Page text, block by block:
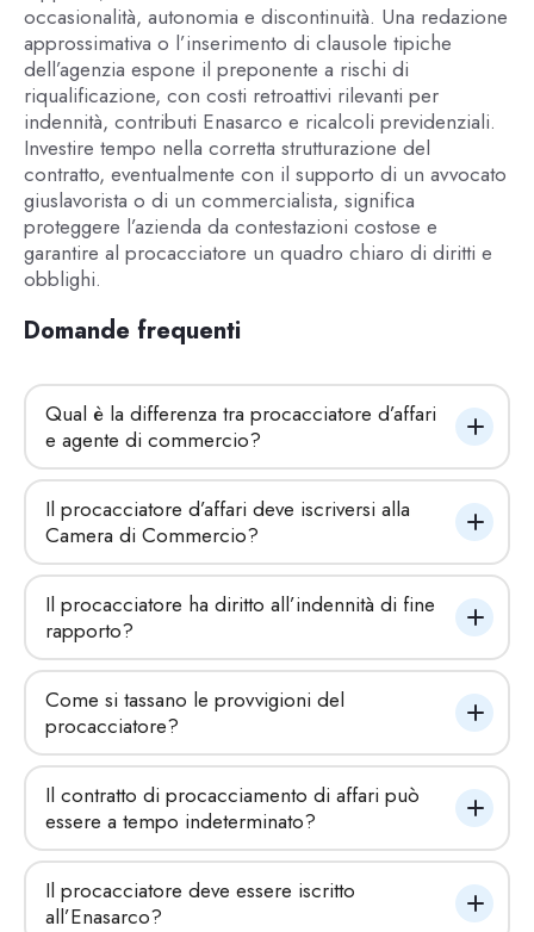
occasionalità, autonomia e discontinuità. Una redazione
approssimativa o l’inserimento di clausole tipiche
dell’agenzia espone il preponente a rischi di
riqualificazione, con costi retroattivi rilevanti per
indennità, contributi Enasarco e ricalcoli previdenziali.
Investire tempo nella corretta strutturazione del
contratto, eventualmente con il supporto di un avvocato
giuslavorista o di un commercialista, significa
proteggere l’azienda da contestazioni costose e
garantire al procacciatore un quadro chiaro di diritti e
obblighi.
Domande frequenti
Qual è la differenza tra procacciatore d’affari
e agente di commercio?
Il procacciatore d’affari deve iscriversi alla
Camera di Commercio?
Il procacciatore ha diritto all’indennità di fine
rapporto?
Come si tassano le provvigioni del
procacciatore?
Il contratto di procacciamento di affari può
essere a tempo indeterminato?
Il procacciatore deve essere iscritto
all’Enasarco?